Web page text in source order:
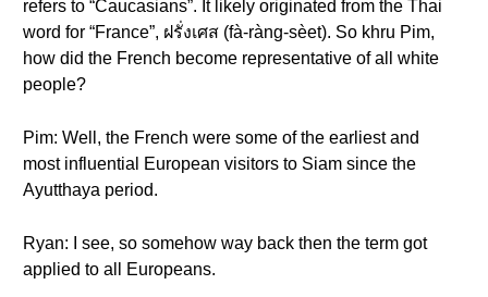
refers to “Caucasians”. It likely originated from the Thai
word for “France”, ฝรั่งเศส (fà-ràng-sèet). So khru Pim,
how did the French become representative of all white
people?
Pim: Well, the French were some of the earliest and
most influential European visitors to Siam since the
Ayutthaya period.
Ryan: I see, so somehow way back then the term got
applied to all Europeans.